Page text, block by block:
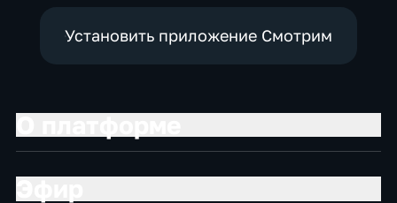
Установить приложение Смотрим